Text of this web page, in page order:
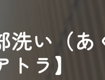
洗い（あ
ラ】